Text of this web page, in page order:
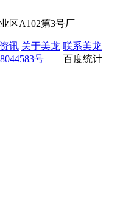
区A102第3号厂
讯 关于美龙 联系美龙
号 百度统计